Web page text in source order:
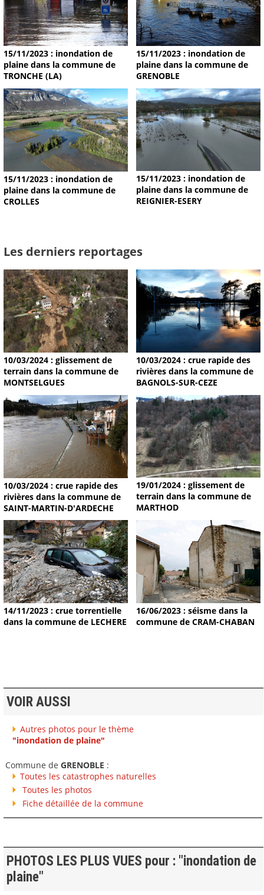
15/11/2023 : inondation de
plaine dans la commune de
TRONCHE (LA)
15/11/2023 : inondation de
plaine dans la commune de
GRENOBLE
15/11/2023 : inondation de
plaine dans la commune de
CROLLES
15/11/2023 : inondation de
plaine dans la commune de
REIGNIER-ESERY
Les derniers reportages
10/03/2024 : glissement de
terrain dans la commune de
MONTSELGUES
10/03/2024 : crue rapide des
rivières dans la commune de
BAGNOLS-SUR-CEZE
10/03/2024 : crue rapide des
rivières dans la commune de
SAINT-MARTIN-D'ARDECHE
19/01/2024 : glissement de
terrain dans la commune de
MARTHOD
14/11/2023 : crue torrentielle
dans la commune de LECHERE
16/06/2023 : séisme dans la
commune de CRAM-CHABAN
VOIR AUSSI
Autres photos pour le thème
"inondation de plaine"
Commune de GRENOBLE :
Toutes les catastrophes naturelles
Toutes les photos
Fiche détaillée de la commune
PHOTOS LES PLUS VUES pour : "inondation de
plaine"